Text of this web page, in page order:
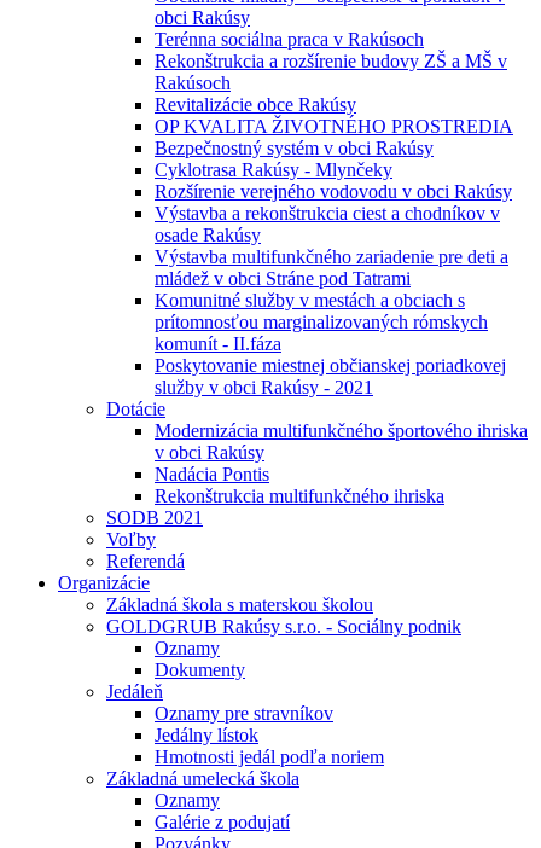
obci Rakúsy
Terénna sociálna praca v Rakúsoch
Rekonštrukcia a rozšírenie budovy ZŠ a MŠ v
Rakúsoch
Revitalizácie obce Rakúsy
OP KVALITA ŽIVOTNÉHO PROSTREDIA
Bezpečnostný systém v obci Rakúsy
Cyklotrasa Rakúsy - Mlynčeky
Rozšírenie verejného vodovodu v obci Rakúsy
Výstavba a rekonštrukcia ciest a chodníkov v
osade Rakúsy
Výstavba multifunkčného zariadenie pre deti a
mládež v obci Stráne pod Tatrami
Komunitné služby v mestách a obciach s
prítomnosťou marginalizovaných rómskych
komunít - II.fáza
Poskytovanie miestnej občianskej poriadkovej
služby v obci Rakúsy - 2021
Dotácie
Modernizácia multifunkčného športového ihriska
v obci Rakúsy
Nadácia Pontis
Rekonštrukcia multifunkčného ihriska
SODB 2021
Voľby
Referendá
Organizácie
Základná škola s materskou školou
GOLDGRUB Rakúsy s.r.o. - Sociálny podnik
Oznamy
Dokumenty
Jedáleň
Oznamy pre stravníkov
Jedálny lístok
Hmotnosti jedál podľa noriem
Základná umelecká škola
Oznamy
Galérie z podujatí
Pozvánky